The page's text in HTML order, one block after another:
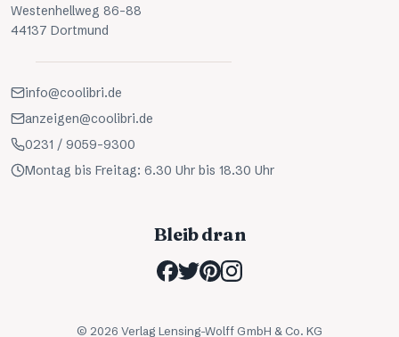
Westenhellweg 86-88
44137 Dortmund
info@coolibri.de
anzeigen@coolibri.de
0231 / 9059-9300
Montag bis Freitag: 6.30 Uhr bis 18.30 Uhr
Bleib dran
© 2026 Verlag Lensing-Wolff GmbH & Co. KG